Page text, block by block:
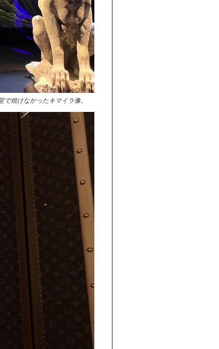
焼けなかったキマイラ像。